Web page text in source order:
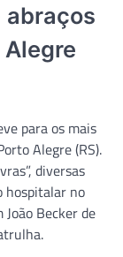
abraços
para os mais
Alegre (RS).
diversas
hospitalar no
Becker de